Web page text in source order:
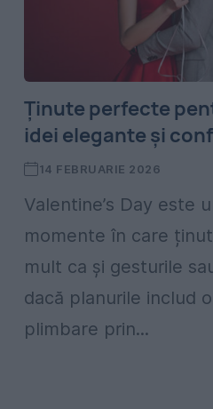
Ținute perfecte
idei elegante și
14 FEBRUARIE 2026
Valentine’s Day este
momente în care
mult ca și gesturile
dacă planurile includ
plimbare prin...